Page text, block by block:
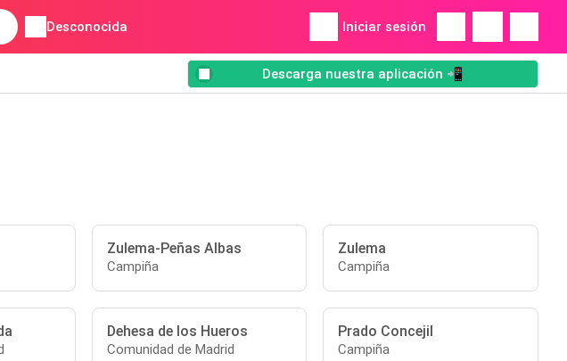
Desconocida Iniciar sesión
Descarga nuestra aplicación 📲
Zulema-Peñas Albas
Campiña
Zulema
Campiña
Dehesa de los Hueros
Comunidad de Madrid
Prado Concejil
Campiña